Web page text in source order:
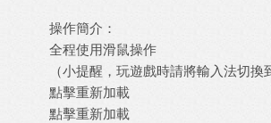
操作簡介：
全程使用滑鼠操作
（小提醒，玩遊戲時請將輸入法切換
點擊重新加載
點擊重新加載